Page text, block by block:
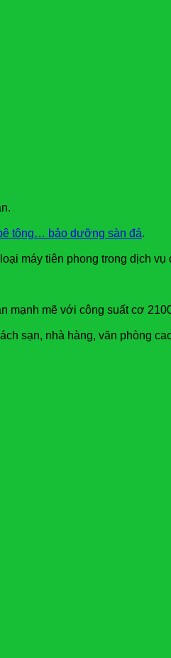
tông… bảo dưỡng sàn đá.
máy tiên phong trong dịch
mạnh mẽ với công suất cơ
sạn, nhà hàng, văn phòng